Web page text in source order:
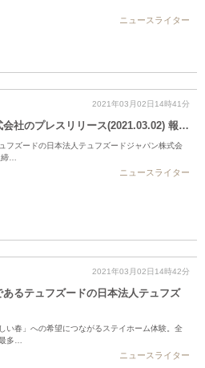
ニュースライター
2021年03月02日14時41分
会社のプレスリリース(2021.03.02) 報…
フズードの日本法人テュフズードジャパン株式会
…
ニュースライター
2021年03月02日14時42分
るテュフズードの日本法人テュフズ
い春」への希望につながるステイホーム体験。全
多…
ニュースライター